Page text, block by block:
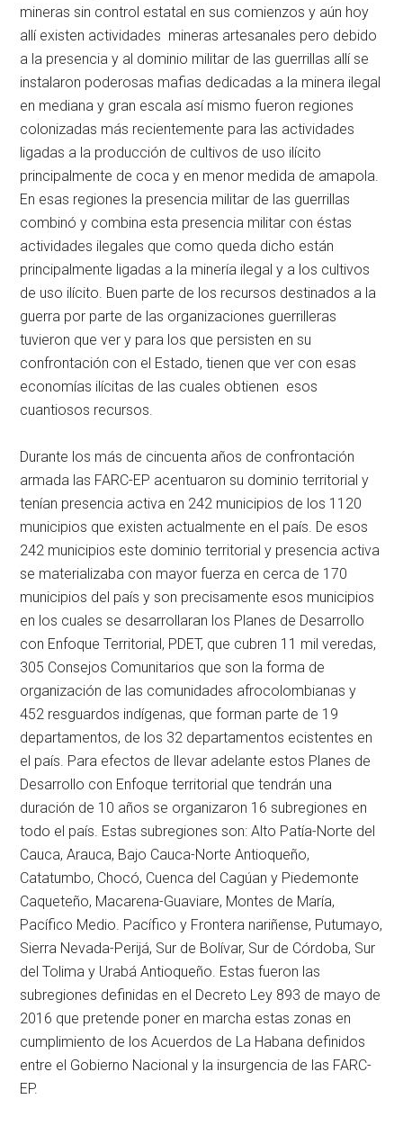
mineras sin control estatal en sus comienzos y aún hoy
allí existen actividades mineras artesanales pero debido
a la presencia y al dominio militar de las guerrillas allí se
instalaron poderosas mafias dedicadas a la minera ilegal
en mediana y gran escala así mismo fueron regiones
colonizadas más recientemente para las actividades
ligadas a la producción de cultivos de uso ilícito
principalmente de coca y en menor medida de amapola.
En esas regiones la presencia militar de las guerrillas
combinó y combina esta presencia militar con éstas
actividades ilegales que como queda dicho están
principalmente ligadas a la minería ilegal y a los cultivos
de uso ilícito. Buen parte de los recursos destinados a la
guerra por parte de las organizaciones guerrilleras
tuvieron que ver y para los que persisten en su
confrontación con el Estado, tienen que ver con esas
economías ilícitas de las cuales obtienen esos
cuantiosos recursos.
Durante los más de cincuenta años de confrontación
armada las FARC-EP acentuaron su dominio territorial y
tenían presencia activa en 242 municipios de los 1120
municipios que existen actualmente en el país. De esos
242 municipios este dominio territorial y presencia activa
se materializaba con mayor fuerza en cerca de 170
municipios del país y son precisamente esos municipios
en los cuales se desarrollaran los Planes de Desarrollo
con Enfoque Territorial, PDET, que cubren 11 mil veredas,
305 Consejos Comunitarios que son la forma de
organización de las comunidades afrocolombianas y
452 resguardos indígenas, que forman parte de 19
departamentos, de los 32 departamentos ecistentes en
el país. Para efectos de llevar adelante estos Planes de
Desarrollo con Enfoque territorial que tendrán una
duración de 10 años se organizaron 16 subregiones en
todo el país. Estas subregiones son: Alto Patía-Norte del
Cauca, Arauca, Bajo Cauca-Norte Antioqueño,
Catatumbo, Chocó, Cuenca del Cagúan y Piedemonte
Caqueteño, Macarena-Guaviare, Montes de María,
Pacífico Medio. Pacífico y Frontera nariñense, Putumayo,
Sierra Nevada-Perijá, Sur de Bolívar, Sur de Córdoba, Sur
del Tolima y Urabá Antioqueño. Estas fueron las
subregiones definidas en el Decreto Ley 893 de mayo de
2016 que pretende poner en marcha estas zonas en
cumplimiento de los Acuerdos de La Habana definidos
entre el Gobierno Nacional y la insurgencia de las FARC-
EP.